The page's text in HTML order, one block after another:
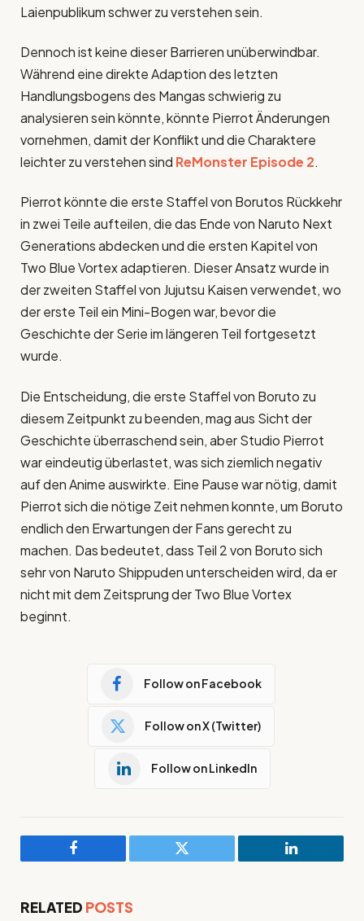
Laienpublikum schwer zu verstehen sein.
Dennoch ist keine dieser Barrieren unüberwindbar.
Während eine direkte Adaption des letzten
Handlungsbogens des Mangas schwierig zu
analysieren sein könnte, könnte Pierrot Änderungen
vornehmen, damit der Konflikt und die Charaktere
leichter zu verstehen sind ReMonster Episode 2.
Pierrot könnte die erste Staffel von Borutos Rückkehr
in zwei Teile aufteilen, die das Ende von Naruto Next
Generations abdecken und die ersten Kapitel von
Two Blue Vortex adaptieren. Dieser Ansatz wurde in
der zweiten Staffel von Jujutsu Kaisen verwendet, wo
der erste Teil ein Mini-Bogen war, bevor die
Geschichte der Serie im längeren Teil fortgesetzt
wurde.
Die Entscheidung, die erste Staffel von Boruto zu
diesem Zeitpunkt zu beenden, mag aus Sicht der
Geschichte überraschend sein, aber Studio Pierrot
war eindeutig überlastet, was sich ziemlich negativ
auf den Anime auswirkte. Eine Pause war nötig, damit
Pierrot sich die nötige Zeit nehmen konnte, um Boruto
endlich den Erwartungen der Fans gerecht zu
machen. Das bedeutet, dass Teil 2 von Boruto sich
sehr von Naruto Shippuden unterscheiden wird, da er
nicht mit dem Zeitsprung der Two Blue Vortex
beginnt.
Follow on Facebook
Follow on X (Twitter)
Follow on LinkedIn
Facebook Twitter LinkedIn
RELATED POSTS